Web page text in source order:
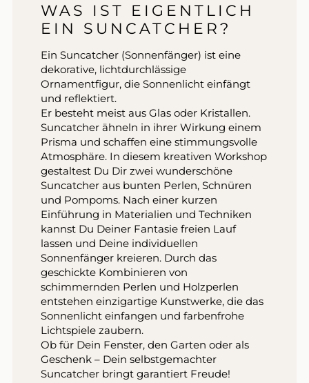
WAS IST EIGENTLICH
EIN SUNCATCHER?
Ein Suncatcher (Sonnenfänger) ist eine
dekorative, lichtdurchlässige
Ornamentfigur, die Sonnenlicht einfängt
und reflektiert.
Er besteht meist aus Glas oder Kristallen.
Suncatcher ähneln in ihrer Wirkung einem
Prisma und schaffen eine stimmungsvolle
Atmosphäre. In diesem kreativen Workshop
gestaltest Du Dir zwei wunderschöne
Suncatcher aus bunten Perlen, Schnüren
und Pompoms. Nach einer kurzen
Einführung in Materialien und Techniken
kannst Du Deiner Fantasie freien Lauf
lassen und Deine individuellen
Sonnenfänger kreieren. Durch das
geschickte Kombinieren von
schimmernden Perlen und Holzperlen
entstehen einzigartige Kunstwerke, die das
Sonnenlicht einfangen und farbenfrohe
Lichtspiele zaubern.
Ob für Dein Fenster, den Garten oder als
Geschenk – Dein selbstgemachter
Suncatcher bringt garantiert Freude!